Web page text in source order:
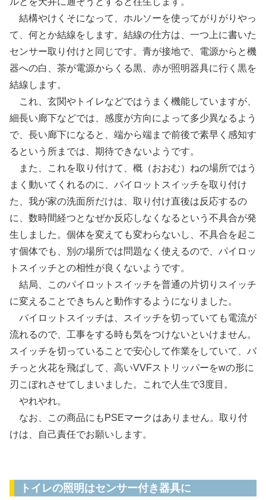
結構やけくそになって、ホルソーを使ってがりがりやっ
て、何とか結線をします。結線の仕方は、一つ上に書いた
センサー取り付けと同じです。青が接地で、電源からと機
器への白、茶が電源からくる黒、赤が照明器具に行く黒を
結線します。
これ、玄関やトイレなどではうまく機能していますが、
細長い廊下などでは、感度が方向によって多少異なるよう
で、長い廊下になると、端から端まで前後で素早く感知す
るという所までは、期待できないようです。
また、これを取り付けて、概（おおむ）ねの場所ではう
まく動いてくれるのに、パイロットスイッチを取り付け
た、我が家の洗面所だけは、取り付け直後は反応するの
に、数時間経つとなぜか反応しなくなるという不具合が発
生しました。個体を変えても変わらないし、不具合を起こ
す個体でも、別の場所では問題なく使えるので、パイロッ
トスイッチとの相性が良くないようです。
結局、このパイロットスイッチを普通の片切りスイッチ
に変えることできちんと動作するようになりました。
パイロットスイッチは、スイッチを切っていても電流が
流れるので、工事をする時も気をつけないといけません。
スイッチを切っていることで安心して作業をしていて、バ
チっと火花を飛ばして、高いVVFストリッパーをwの形に
刃こぼれさせてしまいました。これで人生で3度目。
やれやれ。
なお、この商品にもPSEマークはありません。取り付
けは、自己責任でお願いします。
トイレの照明はセンサー付き器具に